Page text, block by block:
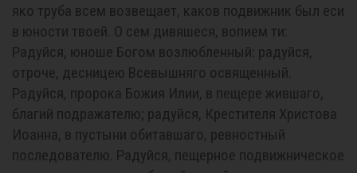
яко труба всем возвещает, каков подвижник был еси
в юности твоей. О сем дивяшеся, вопием ти:
Радуйся, юноше Богом возлюбленный: радуйся,
отроче, десницею Всевышняго освященный.
Радуйся, пророка Божия Илии, в пещере жившаго,
благий подражателю; радуйся, Крестителя Христова
Иоанна, в пустыни обитавшаго, ревностный
последователю. Радуйся, пещерное подвижническое